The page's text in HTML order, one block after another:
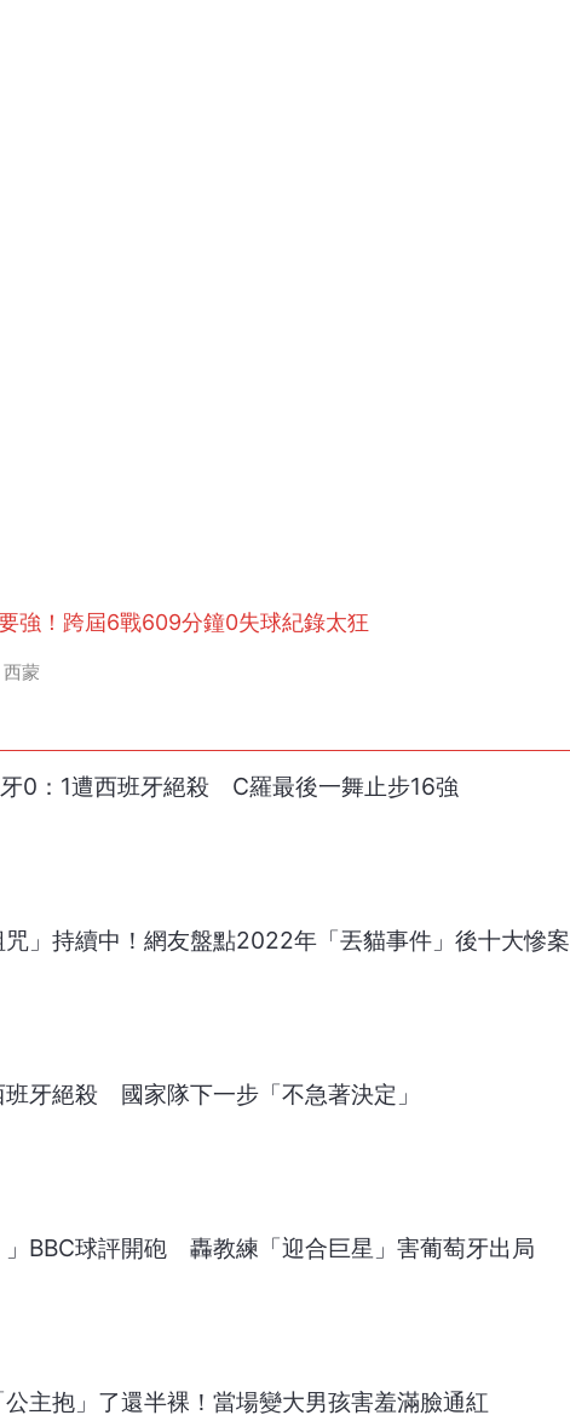
強！跨屆6戰609分鐘0失球紀錄太狂
西蒙
0：1遭西班牙絕殺 C羅最後一舞止步16強
」持續中！網友盤點2022年「丟貓事件」後十大慘案
牙絕殺 國家隊下一步「不急著決定」
BBC球評開砲 轟教練「迎合巨星」害葡萄牙出局
主抱」了還半裸！當場變大男孩害羞滿臉通紅